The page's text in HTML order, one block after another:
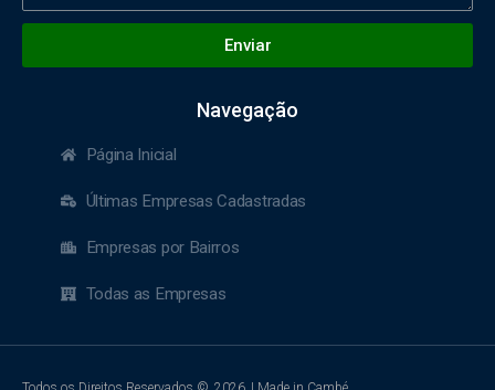
Enviar
Navegação
Página Inicial
Últimas Empresas Cadastradas
Empresas por Bairros
Todas as Empresas